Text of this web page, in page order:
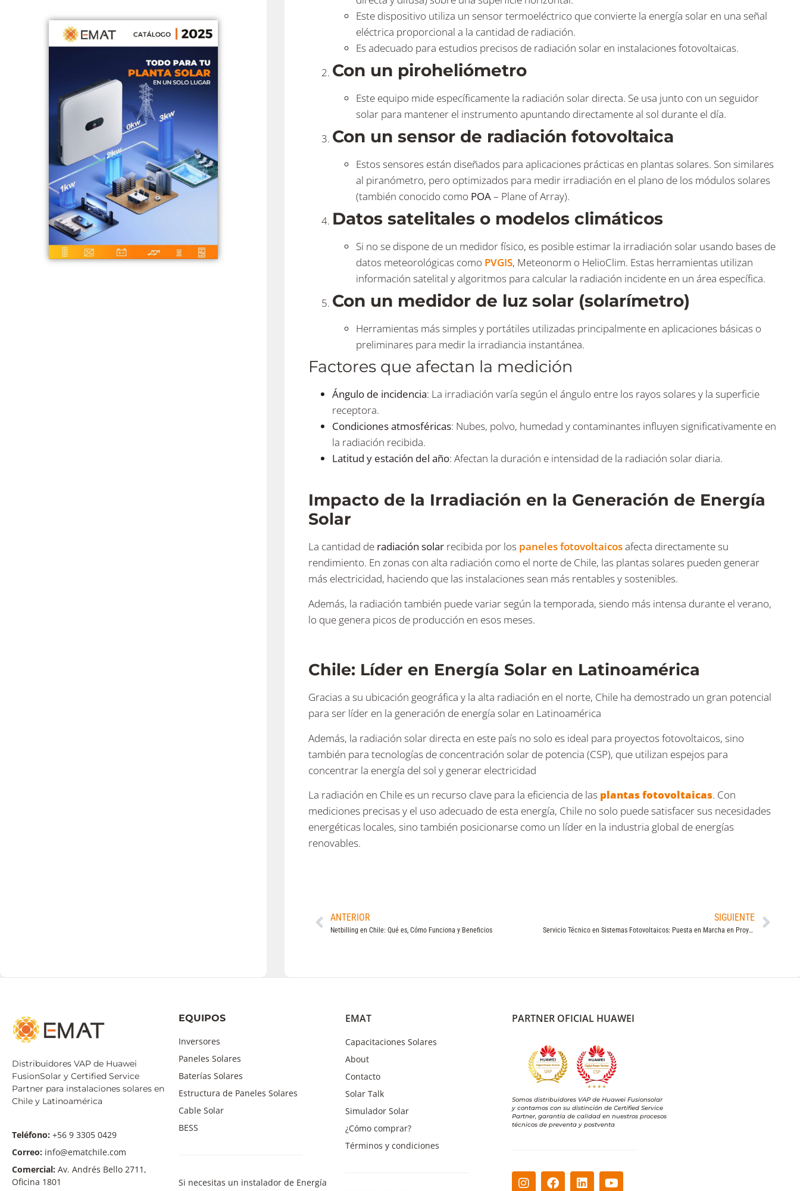
Este dispositivo utiliza un sensor termoeléctrico que convierte la energía solar en una señal
eléctrica proporcional a la cantidad de radiación.
Es adecuado para estudios precisos de radiación solar en instalaciones fotovoltaicas.
Con un piroheliómetro
Este equipo mide específicamente la radiación solar directa. Se usa junto con un seguidor
solar para mantener el instrumento apuntando directamente al sol durante el día.
Con un sensor de radiación fotovoltaica
Estos sensores están diseñados para aplicaciones prácticas en plantas solares. Son similares
al piranómetro, pero optimizados para medir irradiación en el plano de los módulos solares
(también conocido como POA– Plane of Array).
Datos satelitales o modelos climáticos
Si no se dispone de un medidor físico, es posible estimar la irradiación solar usando bases de
datos meteorológicas como PVGIS, Meteonorm o HelioClim. Estas herramientas utilizan
información satelital y algoritmos para calcular la radiación incidente en un área específica.
Con un medidor de luz solar (solarímetro)
Herramientas más simples y portátiles utilizadas principalmente en aplicaciones básicas o
preliminares para medir la irradiancia instantánea.
Factores que afectan la medición
Ángulo de incidencia: La irradiación varía según el ángulo entre los rayos solares y la superficie
receptora.
Condiciones atmosféricas: Nubes, polvo, humedad y contaminantes influyen significativamente en
la radiación recibida.
Latitud y estación del año: Afectan la duración e intensidad de la radiación solar diaria.
Impacto de la Irradiación en la Generación de Energía
Solar
La cantidad de radiación solarrecibida por los paneles fotovoltaicosafecta directamente su
rendimiento. En zonas con alta radiación como el norte de Chile, las plantas solares pueden generar
más electricidad, haciendo que las instalaciones sean más rentables y sostenibles​.
Además, la radiación también puede variar según la temporada, siendo más intensa durante el verano,
lo que genera picos de producción en esos meses​.
Chile: Líder en Energía Solar en Latinoamérica
Gracias a su ubicación geográfica y la alta radiación en el norte, Chile ha demostrado un gran potencial
para ser líder en la generación de energía solar en Latinoamérica​
Además, la radiación solar directa en este país no solo es ideal para proyectos fotovoltaicos, sino
también para tecnologías de concentración solar de potencia (CSP), que utilizan espejos para
concentrar la energía del sol y generar electricidad​
La radiación en Chile es un recurso clave para la eficiencia de las plantas fotovoltaicas. Con
mediciones precisas y el uso adecuado de esta energía, Chile no solo puede satisfacer sus necesidades
energéticas locales, sino también posicionarse como un líder en la industria global de energías
renovables.
ANTERIOR
Netbilling en Chile: Qué es, Cómo Funciona y Beneficios
SIGUIENTE
Servicio Técnico en Sistemas Fotovoltaicos: Puesta en Marcha en Proyectos PMGD y BESS
Distribuidores VAP de Huawei
FusionSolar y Certified Service
Partner para instalaciones solares en
Chile y Latinoamérica
Teléfono: +56 9 3305 0429
Correo: info@ematchile.com
Comercial: Av. Andrés Bello 2711,
Oficina 1801
EQUIPOS
Inversores
Paneles Solares
Baterías Solares
Estructura de Paneles Solares
Cable Solar
BESS
Si necesitas un instalador de Energía
EMAT
Capacitaciones Solares
About
Contacto
Solar Talk
Simulador Solar
¿Cómo comprar?
Términos y condiciones
PARTNER OFICIAL HUAWEI
Somos distribuidores VAP de Huawei Fusionsolar
y contamos con su distinción de Certified Service
Partner, garantía de calidad en nuestros procesos
técnicos de preventa y postventa